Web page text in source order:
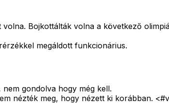
Bojkottálták volna a következő
megáldott funkcionárius.
gondolva hogy még kell.
nézték meg, hogy nézett ki korábban.